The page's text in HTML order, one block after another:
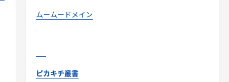
ムームードメイン
ピカキチ叢書